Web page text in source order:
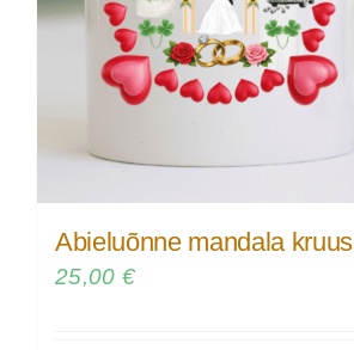
Abieluõnne mandala kruus
25,00 €